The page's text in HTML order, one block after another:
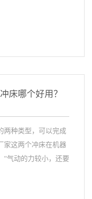
床哪个好用？
种类型，可以完成
家这两个冲床在机器
动的力较小，还要